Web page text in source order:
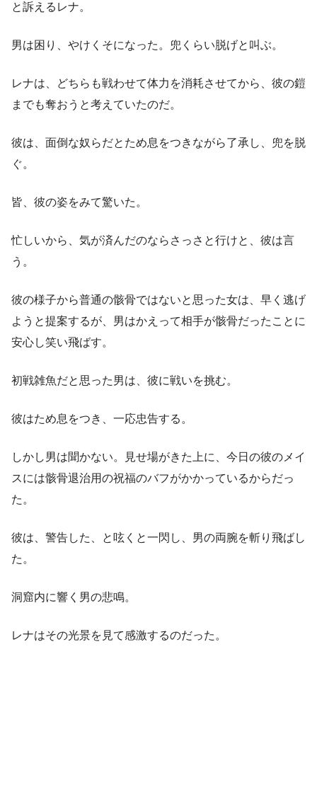
と訴えるレナ。
男は困り、やけくそになった。兜くらい脱げと叫ぶ。
レナは、どちらも戦わせて体力を消耗させてから、彼の鎧
までも奪おうと考えていたのだ。
彼は、面倒な奴らだとため息をつきながら了承し、兜を脱
ぐ。
皆、彼の姿をみて驚いた。
忙しいから、気が済んだのならさっさと行けと、彼は言
う。
彼の様子から普通の骸骨ではないと思った女は、早く逃げ
ようと提案するが、男はかえって相手が骸骨だったことに
安心し笑い飛ばす。
初戦雑魚だと思った男は、彼に戦いを挑む。
彼はため息をつき、一応忠告する。
しかし男は聞かない。見せ場がきた上に、今日の彼のメイ
スには骸骨退治用の祝福のバフがかかっているからだっ
た。
彼は、警告した、と呟くと一閃し、男の両腕を斬り飛ばし
た。
洞窟内に響く男の悲鳴。
レナはその光景を見て感激するのだった。